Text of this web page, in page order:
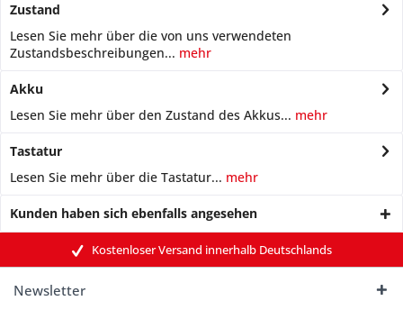
Zustand
Lesen Sie mehr über die von uns verwendeten
Zustandsbeschreibungen... mehr
Akku
Lesen Sie mehr über den Zustand des Akkus... mehr
Tastatur
Lesen Sie mehr über die Tastatur... mehr
Kunden haben sich ebenfalls angesehen
Kostenloser Versand innerhalb Deutschlands
Newsletter